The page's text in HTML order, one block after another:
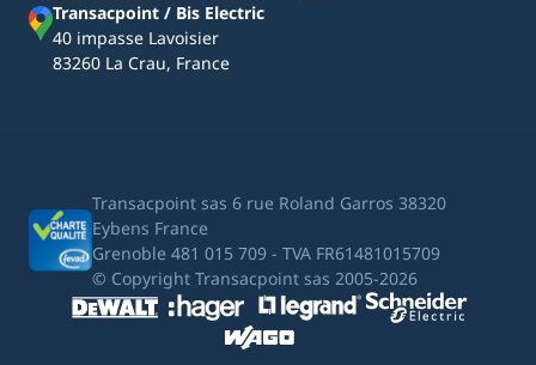
Transacpoint / Bis Electric
40 impasse Lavoisier
83260 La Crau, France
Transacpoint sas 6 rue Roland Garros 38320
Eybens France
Grenoble 481 015 709 - TVA FR61481015709
© Copyright Transacpoint sas 2005-2026